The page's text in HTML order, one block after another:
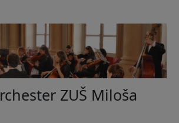
ZUŠ Miloša